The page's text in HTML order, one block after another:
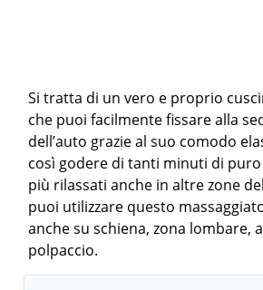
Si tratta di un vero e proprio
che puoi facilmente fissare alla
dell’auto grazie al suo comodo
così godere di tanti minuti di
più rilassati anche in altre zone
puoi utilizzare questo
anche su schiena, zona lombare,
polpaccio.